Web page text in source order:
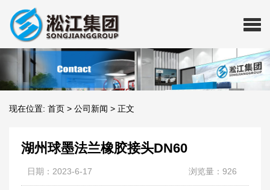
现在位置: 首页 > 公司新闻 > 正文
湖州球墨法兰橡胶接头DN60
日期：2023-6-17 浏览量：926